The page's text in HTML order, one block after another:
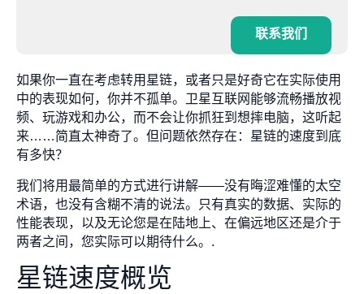
联系我们
如果你一直在考虑转用星链，或者只是好奇它在实际使用
中的表现如何，你并不孤单。卫星互联网能够流畅播放视
频、玩游戏和办公，而不会让你抓狂到想摔电脑，这听起
来……简直太神奇了。但问题依然存在：星链的速度到底
有多快？
我们将用最简单的方式进行讲解——没有晦涩难懂的太空
术语，也没有含糊不清的说法。只有真实的数据、实际的
性能表现，以及无论您是在陆地上、在偏远地区还是介于
两者之间，您实际可以期待什么。.
星链速度概览